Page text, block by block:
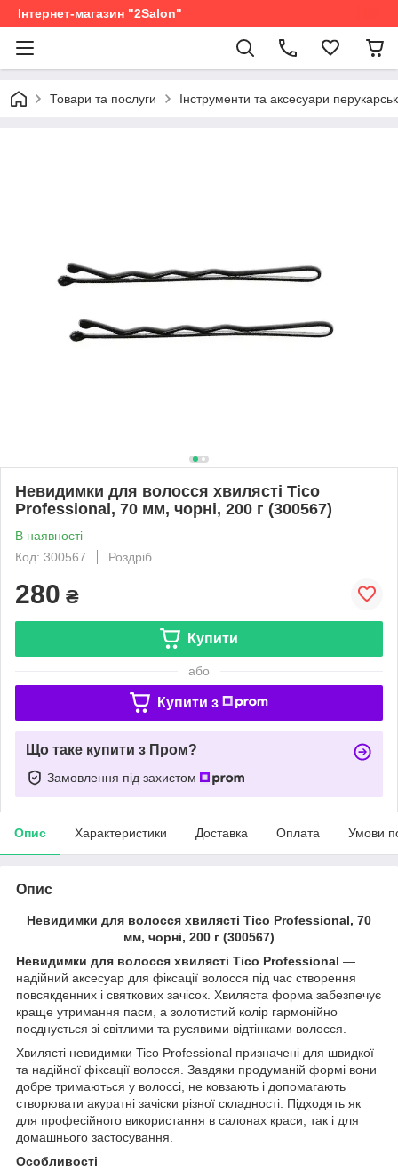
Інтернет-магазин "2Salon"
Товари та послуги Інструменти та аксесуари
Невидимки для волосся хвилясті Tico
Professional, 70 мм, чорні, 200 г (300567)
В наявності
Код: 300567
Роздріб
280 ₴
Купити
або
Купити з
Що таке купити з Пром?
Замовлення під захистом
Опис Характеристики Доставка Оплата Умови
Опис
Невидимки для волосся хвилясті Tico Professional, 70
мм, чорні, 200 г (300567)
Невидимки для волосся хвилясті Tico Professional —
надійний аксесуар для фіксації волосся під час створення
повсякденних і святкових зачісок. Хвиляста форма забезпечує
краще утримання пасм, а золотистий колір гармонійно
поєднується зі світлими та русявими відтінками волосся.
Хвилясті невидимки Tico Professional призначені для швидкої
та надійної фіксації волосся. Завдяки продуманій формі вони
добре тримаються у волоссі, не ковзають і допомагають
створювати акуратні зачіски різної складності. Підходять як
для професійного використання в салонах краси, так і для
домашнього застосування.
Особливості